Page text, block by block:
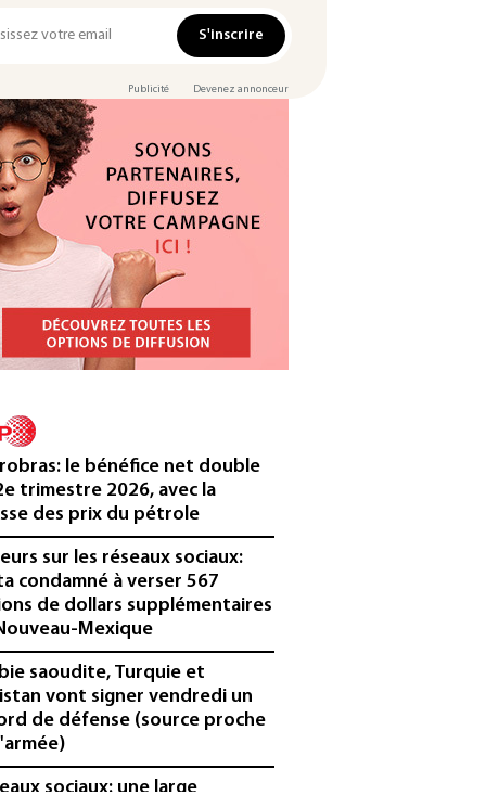
S'inscrire
Publicité Devenez annonceur
le bénéfice net double
trimestre 2026, avec la
des prix du pétrole
sur les réseaux sociaux:
condamné à verser 567
de dollars supplémentaires
Mexique
saoudite, Turquie et
vont signer vendredi un
de défense (source proche
sociaux: une large